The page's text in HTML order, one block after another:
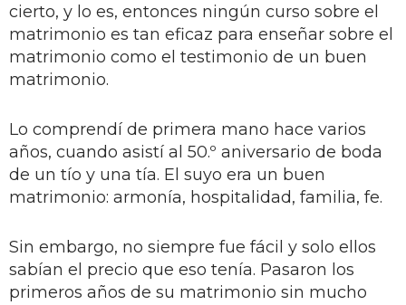
cierto, y lo es, entonces ningún curso sobre el
matrimonio es tan eficaz para enseñar sobre el
matrimonio como el testimonio de un buen
matrimonio.
Lo comprendí de primera mano hace varios
años, cuando asistí al 50.º aniversario de boda
de un tío y una tía. El suyo era un buen
matrimonio: armonía, hospitalidad, familia, fe.
Sin embargo, no siempre fue fácil y solo ellos
sabían el precio que eso tenía. Pasaron los
primeros años de su matrimonio sin mucho